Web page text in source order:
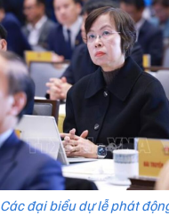
Các đại biểu dự lễ phát